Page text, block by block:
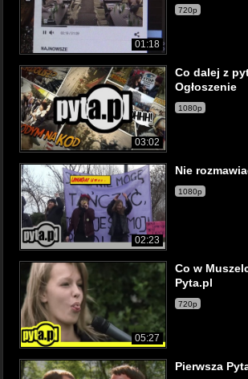
01:18
720p
03:02
Co dalej z
Ogłoszenie
1080p
02:23
Nie
1080p
05:27
Co w
Pyta.pl
720p
Pierwsza